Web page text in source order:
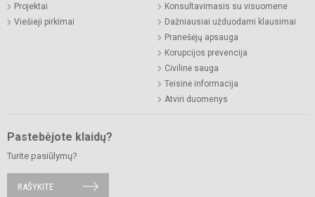
Projektai
Viešieji pirkimai
Konsultavimasis su visuomene
Dažniausiai užduodami klausimai
Pranešėjų apsauga
Korupcijos prevencija
Civilinė sauga
Teisinė informacija
Atviri duomenys
Pastebėjote klaidų?
Turite pasiūlymų?
RAŠYKITE